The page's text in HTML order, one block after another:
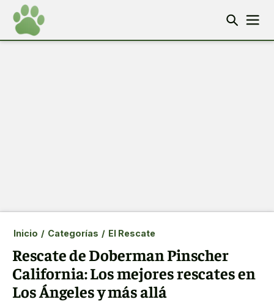
Inicio / Categorías / El Rescate
Rescate de Doberman Pinscher
California: Los mejores rescates en
Los Ángeles y más allá